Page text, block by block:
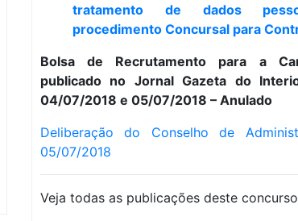
tratamento de dados
procedimento Concursal para
Bolsa de Recrutamento para a
publicado no Jornal Gazeta do
04/07/2018 e 05/07/2018 – Anulado
Deliberação do Conselho de
05/07/2018
Veja todas as publicações deste